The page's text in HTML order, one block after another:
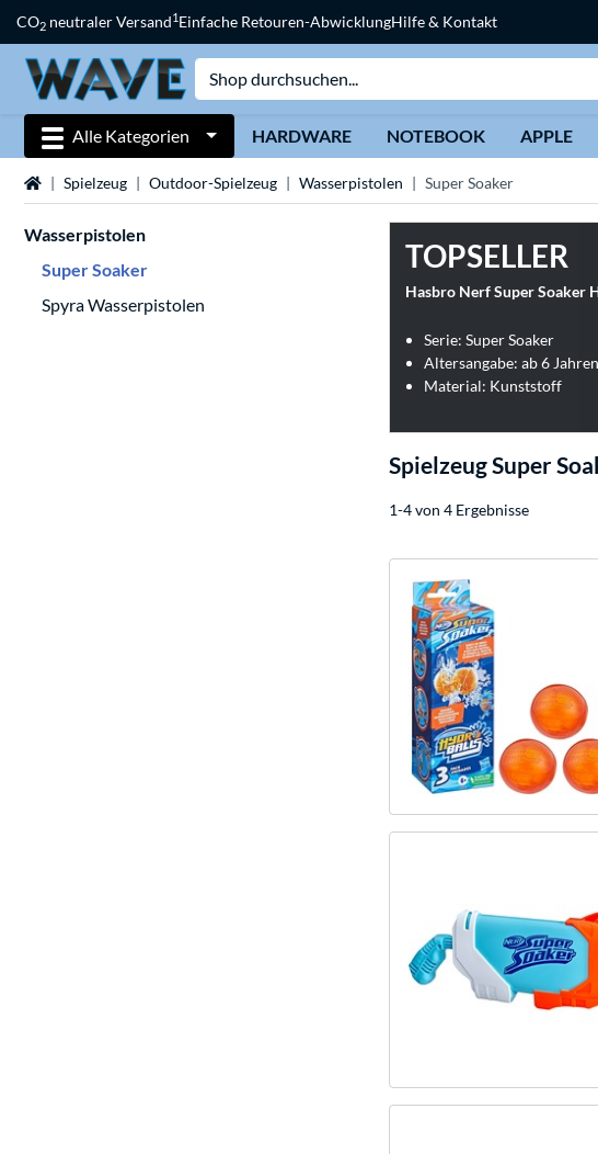
CO2 neutraler Versand1Einfache Retouren-AbwicklungHilfe & Kontakt
Alle Kategorien HARDWARE NOTEBOOK APPLE
StartseiteSpielzeug Outdoor-Spielzeug Wasserpistolen Super Soaker
Wasserpistolen
Super Soaker
Spyra Wasserpistolen
TOPSELLER
Hasbro Nerf Super Soaker
Serie: Super Soaker
Altersangabe: ab 6 Jahren
Material: Kunststoff
Spielzeug Super
1-4 von 4 Ergebnisse